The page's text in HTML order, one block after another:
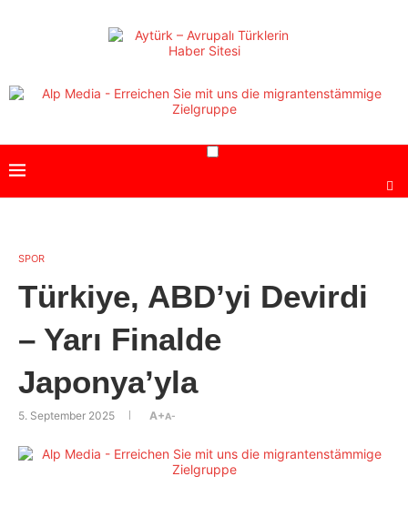
SPOR
Türkiye, ABD’yi Devirdi
– Yarı Finalde
Japonya’yla
5. September 2025 A+A-